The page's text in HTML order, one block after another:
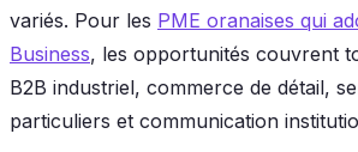
variés. Pour les PME oranaises qui
Business, les opportunités couvrent
B2B industriel, commerce de détail,
particuliers et communication